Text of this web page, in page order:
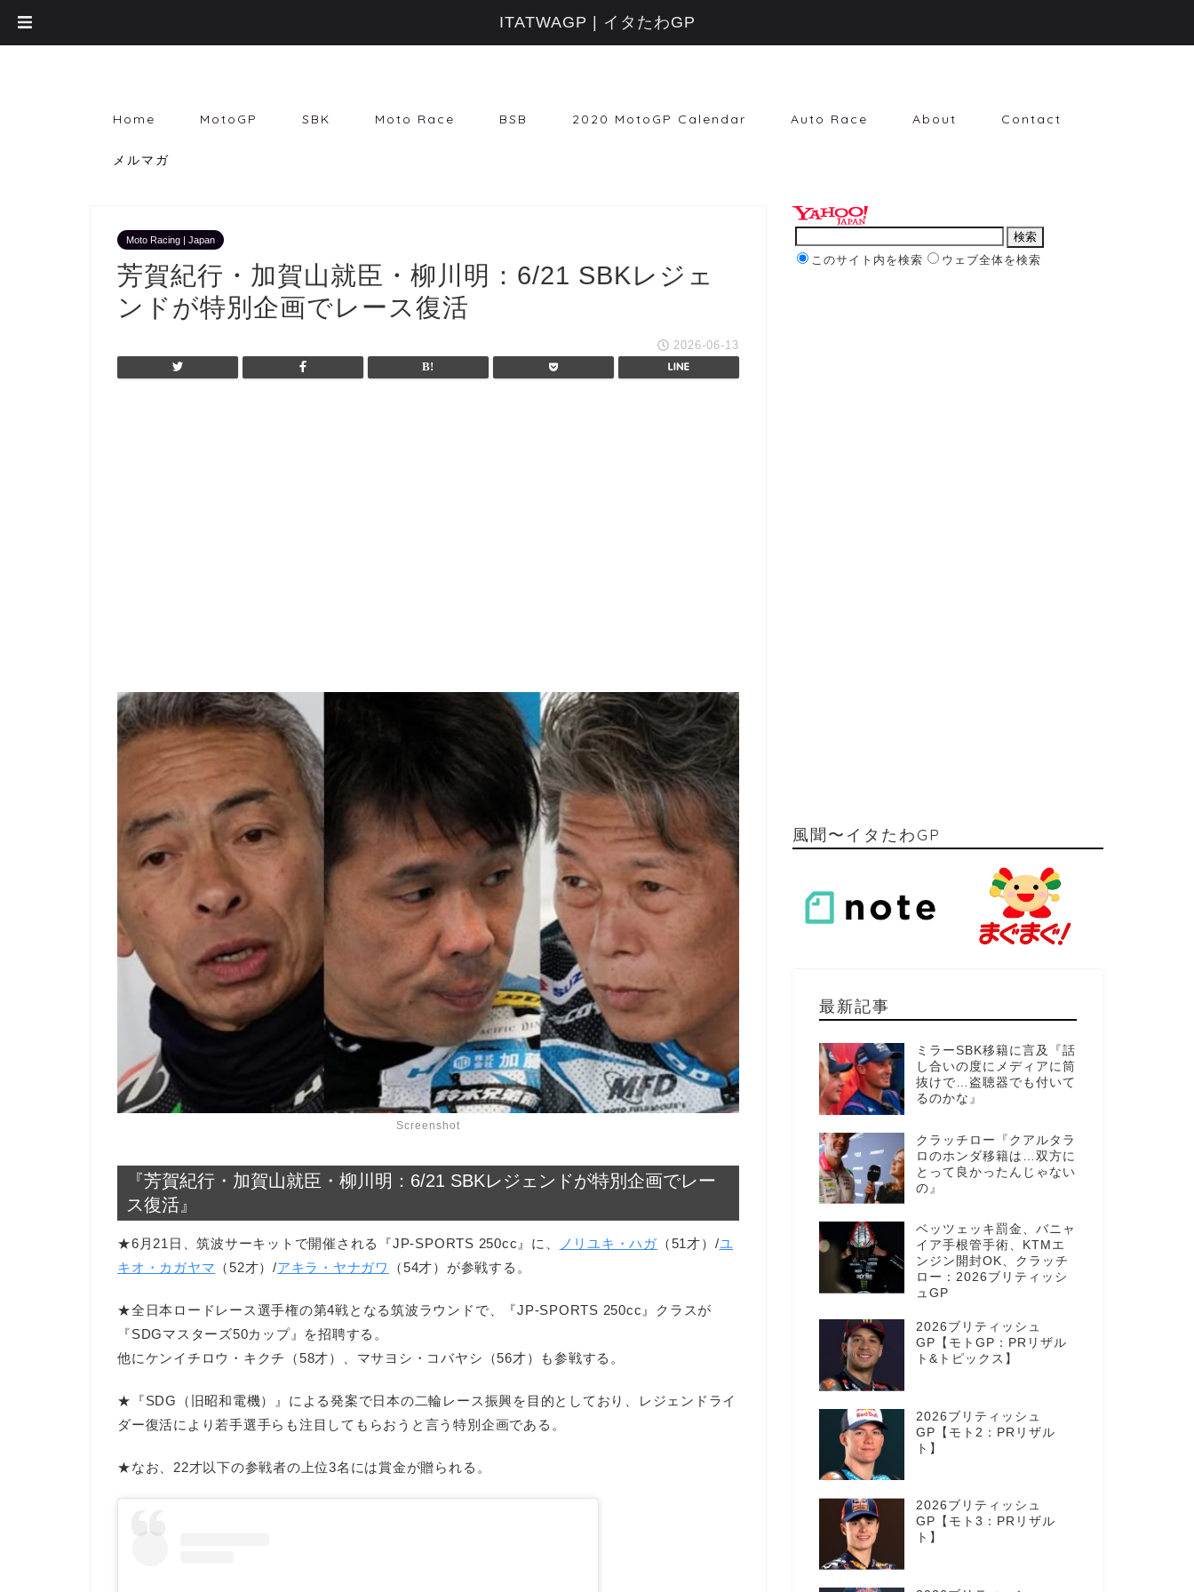
Home MotoGP SBK Moto Race BSB 2020 MotoGP Calendar Auto Race About Contact
メルマガ
Moto Racing | Japan
芳賀紀行・加賀山就臣・柳川明：6/21 SBKレジェ
ンドが特別企画でレース復活
2026-06-13
Screenshot
『芳賀紀行・加賀山就臣・柳川明：6/21 SBKレジェンドが特別企画でレー
ス復活』
★6月21日、筑波サーキットで開催される『JP-SPORTS 250cc』に、 ノリユキ・ハガ （51才）/ユ
キオ・カガヤマ （52才）/アキラ・ヤナガワ （54才）が参戦する。
★全日本ロードレース選手権の第4戦となる筑波ラウンドで、『JP-SPORTS 250cc』クラスが
『SDGマスターズ50カップ』を招聘する。
他にケンイチロウ・キクチ（58才）、マサヨシ・コバヤシ（56才）も参戦する。
★『SDG（旧昭和電機）』による発案で日本の二輪レース振興を目的としており、レジェンドライ
ダー復活により若手選手らも注目してもらおうと言う特別企画である。
★なお、22才以下の参戦者の上位3名には賞金が贈られる。
このサイト内を検索 ウェブ全体を検索
風聞〜イタたわGP
最新記事
ミラーSBK移籍に言及『話
し合いの度にメディアに筒
抜けで…盗聴器でも付いて
るのかな』
クラッチロー『クアルタラ
ロのホンダ移籍は…双方に
とって良かったんじゃない
の』
ベッツェッキ罰金、バニャ
イア手根管手術、KTMエ
ンジン開封OK、クラッチ
ロー：2026ブリティッシ
ュGP
2026ブリティッシュ
GP【モトGP：PRリザル
ト&トピックス】
2026ブリティッシュ
GP【モト2：PRリザル
ト】
2026ブリティッシュ
GP【モト3：PRリザル
ト】
ITATWAGP | イタたわGP